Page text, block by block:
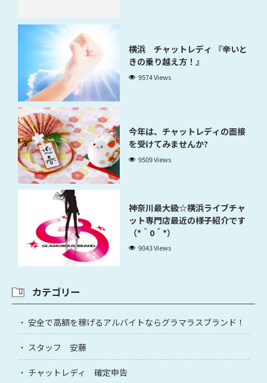
横浜 チャットレディ 『辛いと
きの乗り越え方！』
9574 Views
今年は、チャットレディの面接
を受けてみませんか?
9509 Views
神奈川最大級☆横浜ライブチャ
ット専門店最近の様子紹介です
（*＾0＾*）
9043 Views
カテゴリー
安全で高額を稼げるアルバイトならグラマラスブランド！
スタッフ 安藤
チャットレディ 確定申告